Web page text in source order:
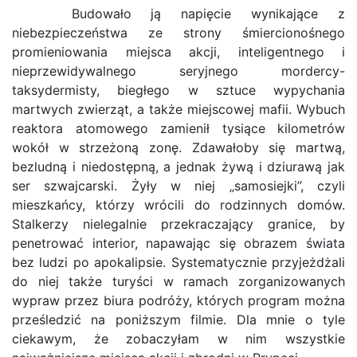
Budowało ją napięcie wynikające z
niebezpieczeństwa ze strony śmiercionośnego
promieniowania miejsca akcji, inteligentnego i
nieprzewidywalnego seryjnego mordercy-
taksydermisty, biegłego w sztuce wypychania
martwych zwierząt, a także miejscowej mafii. Wybuch
reaktora atomowego zamienił tysiące kilometrów
wokół w strzeżoną zonę. Zdawałoby się martwą,
bezludną i niedostępną, a jednak żywą i dziurawą jak
ser szwajcarski. Żyły w niej „samosiejki”, czyli
mieszkańcy, którzy wrócili do rodzinnych domów.
Stalkerzy nielegalnie przekraczający granice, by
penetrować interior, napawając się obrazem świata
bez ludzi po apokalipsie. Systematycznie przyjeżdżali
do niej także turyści w ramach zorganizowanych
wypraw przez biura podróży, których program można
prześledzić na poniższym filmie. Dla mnie o tyle
ciekawym, że zobaczyłam w nim wszystkie